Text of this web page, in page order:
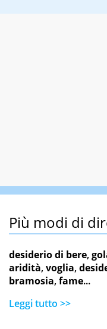
Più modi di
desiderio di bere,
aridità,voglia,
bramosia,fame...
Leggi tutto >>